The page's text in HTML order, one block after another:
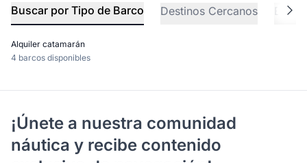
Buscar por Tipo de Barco Destinos Cercanos
Alquiler catamarán
4 barcos disponibles
¡Únete a nuestra comunidad
náutica y recibe contenido